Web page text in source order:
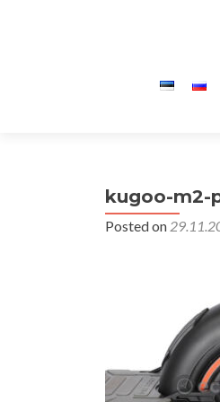
kugoo-m2-
Posted on